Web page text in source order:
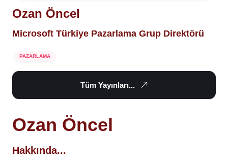
Ozan Öncel
Microsoft Türkiye Pazarlama Grup Direktörü
PAZARLAMA
Tüm Yayınları...
Ozan Öncel
Hakkında...